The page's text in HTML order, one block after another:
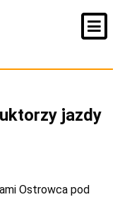
jazdy
Ostrowca pod